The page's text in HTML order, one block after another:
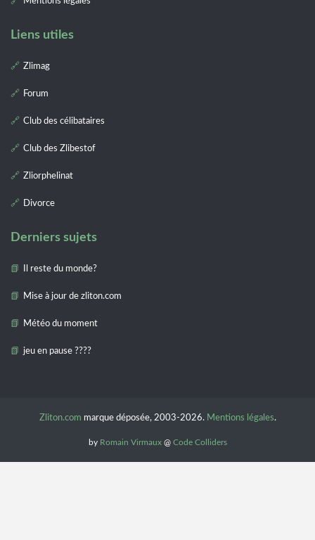
Liens utiles
Zlimag
Forum
Club des célibataires
Club des Zlibestof
Zliorphelinat
Divorce
Derniers sujets
Il reste du monde?
Mise à jour de zliton.com
Météo du moment
jeu en pause ????
Zliton.com marque déposée, 2003-2026. Mentions légales.
by Romain Virmaux@ Code Colliders